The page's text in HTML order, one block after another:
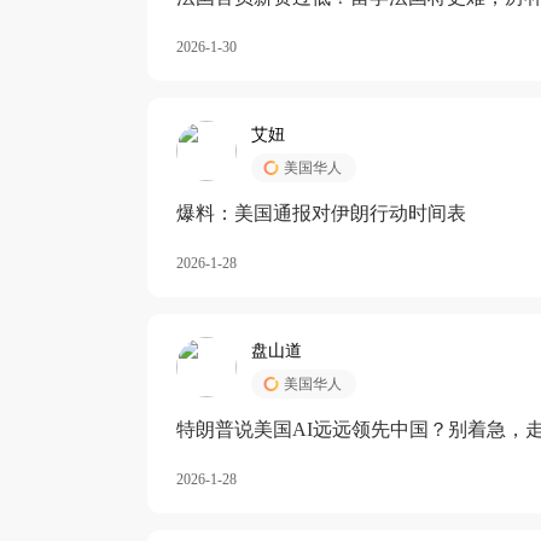
2026-1-30
艾妞
美国华人
爆料：美国通报对伊朗行动时间表
2026-1-28
盘山道
美国华人
特朗普说美国AI远远领先中国？别着急，
2026-1-28